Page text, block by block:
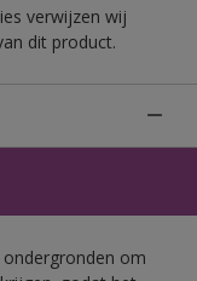
verwijzen wij
dit product.
om